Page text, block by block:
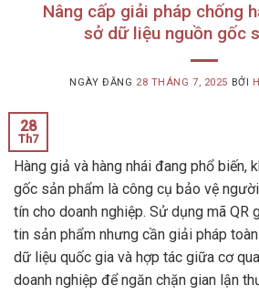
Nâng cấp giải pháp chống
sở dữ liệu nguồn gốc
NGÀY ĐĂNG 28 THÁNG 7, 2025 BỞI
28
Th7
Hàng giả và hàng nhái đang phổ biến,
gốc sản phẩm là công cụ bảo vệ
tín cho doanh nghiệp. Sử dụng mã QR
tin sản phẩm nhưng cần giải pháp
dữ liệu quốc gia và hợp tác giữa cơ
doanh nghiệp để ngăn chặn gian lận